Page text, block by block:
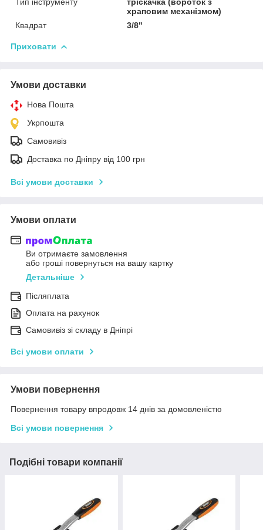
храповим механізмом)
Квадрат
3/8"
Приховати
Умови доставки
Нова Пошта
Укрпошта
Самовивіз
Доставка по Дніпру від 100 грн
Всі умови доставки
Умови оплати
Ви отримаєте замовлення
або гроші повернуться на вашу картку
Детальніше
Післяплата
Оплата на рахунок
Самовивіз зі складу в Дніпрі
Всі умови оплати
Умови повернення
Повернення товару впродовж 14 днів за домовленістю
Всі умови повернення
Подібні товари компанії